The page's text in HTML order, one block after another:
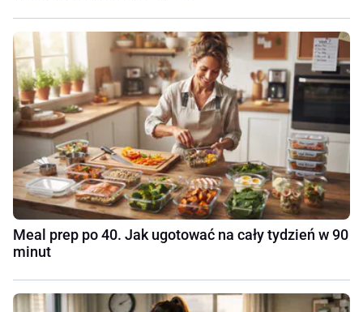
Meal prep po 40. Jak ugotować na cały tydzień w 90
minut